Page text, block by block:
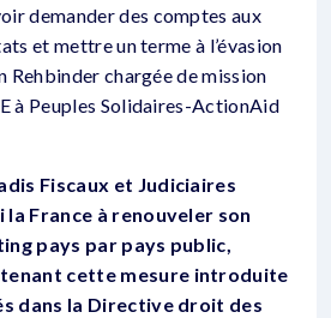
demander des comptes aux
et mettre un terme à l’évasion
Rehbinder chargée de mission
à Peuples Solidaires-ActionAid
Fiscaux et Judiciaires
la France à renouveler son
pays par pays public,
cette mesure introduite
dans la Directive droit des